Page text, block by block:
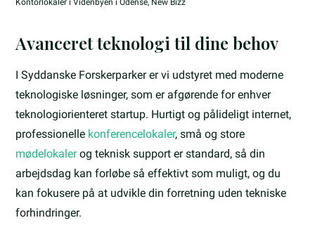
Kontorlokaler i Videnbyen i Odense, New Bizz
Avanceret teknologi til dine behov
I Syddanske Forskerparker er vi udstyret med moderne
teknologiske løsninger, som er afgørende for enhver
teknologiorienteret startup. Hurtigt og pålideligt internet,
professionelle konferencelokaler, små og store
mødelokalerog teknisk support er standard, så din
arbejdsdag kan forløbe så effektivt som muligt, og du
kan fokusere på at udvikle din forretning uden tekniske
forhindringer.